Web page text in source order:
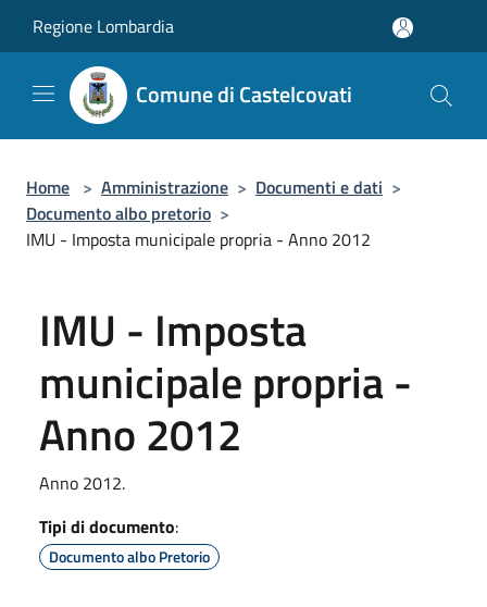
Regione Lombardia
Comune di Castelcovati
Home > Amministrazione > Documenti e dati >
Documento albo pretorio >
IMU - Imposta municipale propria - Anno 2012
IMU - Imposta
municipale propria -
Anno 2012
Anno 2012.
Tipi di documento:
Documento albo Pretorio